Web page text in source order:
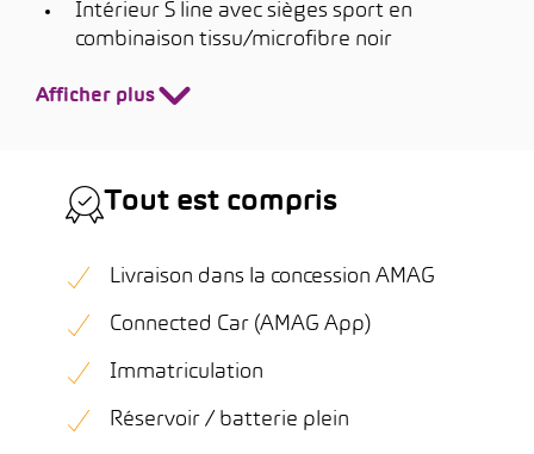
Intérieur S line avec sièges sport en
combinaison tissu/microfibre noir
Afficher plus
Tout est compris
Livraison dans la concession AMAG
Connected Car (AMAG App)
Immatriculation
Réservoir / batterie plein